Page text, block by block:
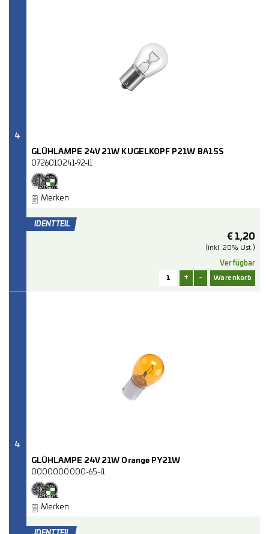
4
GLÜHLAMPE 24V 21W KUGELKOPF P21W BA15S
0726010241-92-I1
Merken
€1,20
(inkl. 20% Ust.)
Verfügbar
+ -
4
GLÜHLAMPE 24V 21W Orange PY21W
0000000000-65-I1
Merken